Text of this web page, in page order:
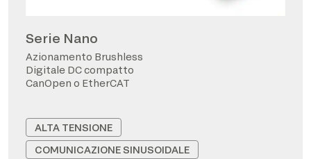
Serie Nano
Azionamento Brushless
Digitale DC compatto
CanOpen o EtherCAT
ALTA TENSIONE
COMUNICAZIONE SINUSOIDALE